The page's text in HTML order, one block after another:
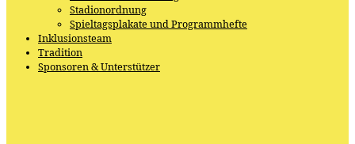
Stadionordnung
Spieltagsplakate und Programmhefte
Inklusionsteam
Tradition
Sponsoren & Unterstützer